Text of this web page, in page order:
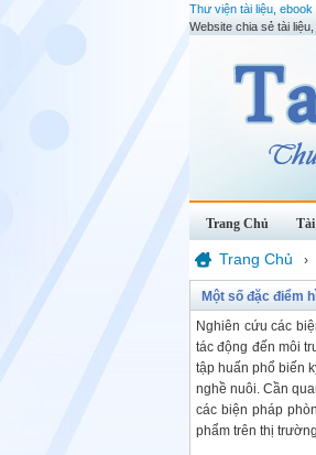
Thư viện tài liệu,
Website chia sẻ tài
Trang Chủ
Trang Chủ ›
Một số đặc điểm
Nghiên cứu các
tác động đến môi
tập huấn phổ biến
nghề nuôi. Cần
các biện pháp
phẩm trên thị